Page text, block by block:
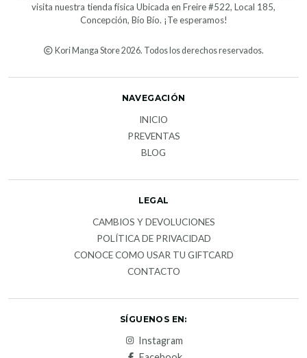
visita nuestra tienda física Ubicada en Freire #522, Local 185,
Concepción, Bío Bío. ¡Te esperamos!
Kori Manga Store 2026. Todos los derechos reservados.
NAVEGACIÓN
INICIO
PREVENTAS
BLOG
LEGAL
CAMBIOS Y DEVOLUCIONES
POLÍTICA DE PRIVACIDAD
CONOCE COMO USAR TU GIFTCARD
CONTACTO
SÍGUENOS EN:
Instagram